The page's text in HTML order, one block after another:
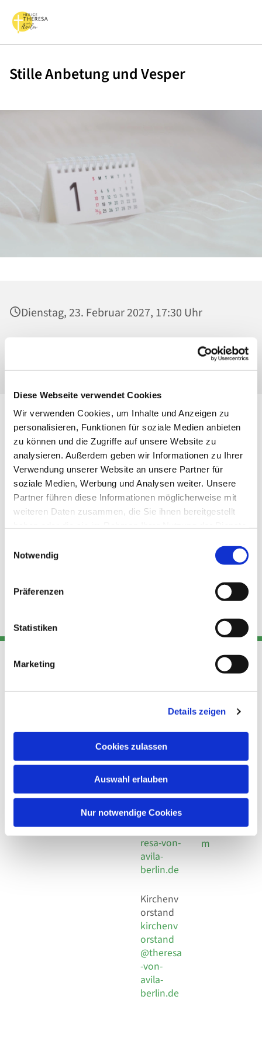
Diese Webseite verwendet Cookies
Wir verwenden Cookies, um Inhalte und Anzeigen zu
personalisieren, Funktionen für soziale Medien anbieten
zu können und die Zugriffe auf unsere Website zu
analysieren. Außerdem geben wir Informationen zu Ihrer
Verwendung unserer Website an unsere Partner für
soziale Medien, Werbung und Analysen weiter. Unsere
Partner führen diese Informationen möglicherweise mit
weiteren Daten zusammen, die Sie ihnen bereitgestellt
Notwendig
Präferenzen
Statistiken
Marketing
Details zeigen
Cookies zulassen
Auswahl erlauben
Nur notwendige Cookies
Stille Anbetung und Vesper
Dienstag, 23. Februar 2027, 17:30 Uhr
Mater Dolorosa, Klosterkirche, Greifswalder
Adresse
Kirchengemeinde Pfarrei
Hl. Theresa von Avila Berlin
Leitender Pfarrer - Norbert
Behaimstr. 39
Kont
Telefon
+49 30
924 64 28
Fax +49
30 924 54
18
E-Mail
info@the
resa-von-
avila-
berlin.de
Kirchenv
orstand
kirchenv
orstand
@theresa
-von-
avila-
berlin.de
Links
Datensch
utz
Social
Impressu
m